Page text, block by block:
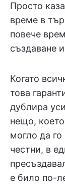
Просто
време в
повече
създаване
Когато
това
дублира
нещо,
могло да
честни, в
е било по-